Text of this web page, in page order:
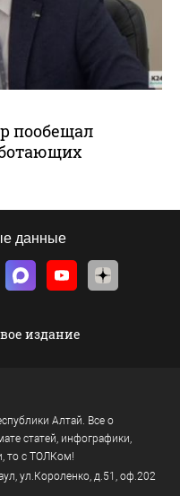
пообещал
данные
издание
Алтай. Все о
статей, инфографики,
то с ТОЛКом!
ул.Короленко, д.51, оф.202